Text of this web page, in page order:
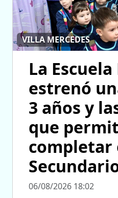
VILLA MERCEDES
La Escuela
estrenó
3 años y
que
completar
06/08/2026 18:02